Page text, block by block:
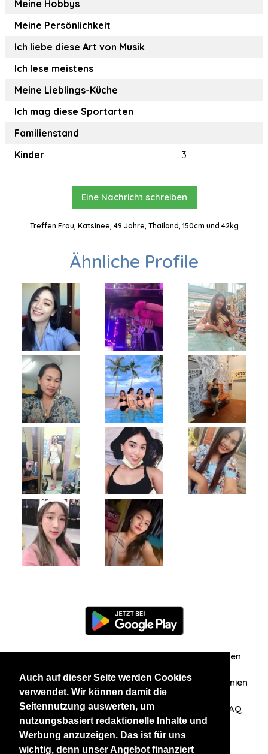
Auch auf dieser Seite werden Cookies
verwendet. Wir können damit die
Seitennutzung auswerten, um
nutzungsbasiert redaktionelle Inhalte und
Werbung anzuzeigen. Das ist für uns
wichtig, denn unser Angebot finanziert
Meine Hobbys
Meine Persönlichkeit
Ich liebe diese Art von Musik
Ich lese meistens
Meine Lieblings-Küche
Ich mag diese Sportarten
Familienstand
Kinder
3
Eine Nachricht schreiben
Treffen Frau, Katsinee, 49 Jahre, Thailand, 150cm und 42kg
Ähnliche Profile
Zuschriften/Erfahrungen
Datenschutzerklärung AGB Datenschutzrichtlinien
Nehmen Sie Kontakt mit uns auf FAQ
Unsere anderen Websites